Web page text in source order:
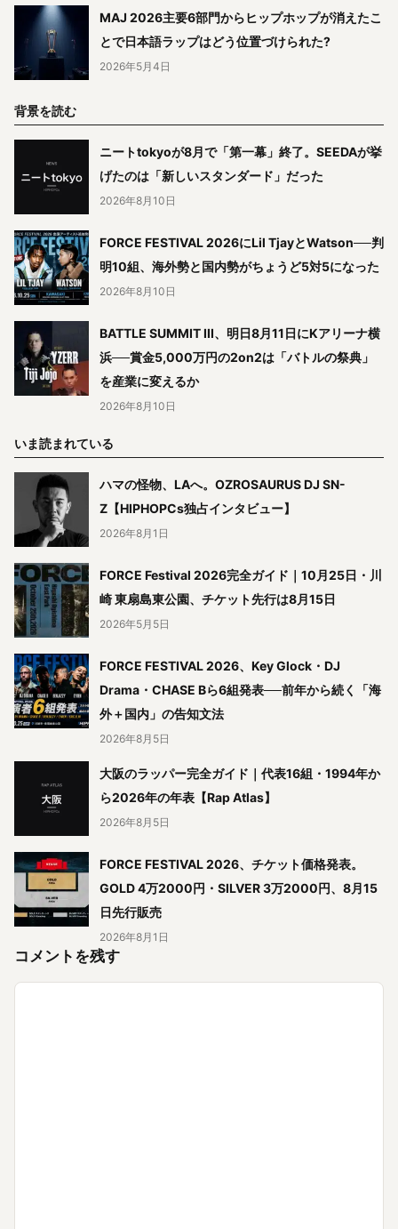
MAJ 2026主要6部門からヒップホップが消えたこ
とで日本語ラップはどう位置づけられた?
2026年5月4日
背景を読む
ニートtokyoが8月で「第一幕」終了。SEEDAが挙
げたのは「新しいスタンダード」だった
2026年8月10日
FORCE FESTIVAL 2026にLil TjayとWatson──判
明10組、海外勢と国内勢がちょうど5対5になった
2026年8月10日
BATTLE SUMMIT III、明日8月11日にKアリーナ横
浜──賞金5,000万円の2on2は「バトルの祭典」
を産業に変えるか
2026年8月10日
いま読まれている
ハマの怪物、LAへ。OZROSAURUS DJ SN-
Z【HIPHOPCs独占インタビュー】
2026年8月1日
FORCE Festival 2026完全ガイド｜10月25日・川
崎 東扇島東公園、チケット先行は8月15日
2026年5月5日
FORCE FESTIVAL 2026、Key Glock・DJ
Drama・CHASE Bら6組発表──前年から続く「海
外＋国内」の告知文法
2026年8月5日
大阪のラッパー完全ガイド｜代表16組・1994年か
ら2026年の年表【Rap Atlas】
2026年8月5日
FORCE FESTIVAL 2026、チケット価格発表。
GOLD 4万2000円・SILVER 3万2000円、8月15
日先行販売
2026年8月1日
コメントを残す